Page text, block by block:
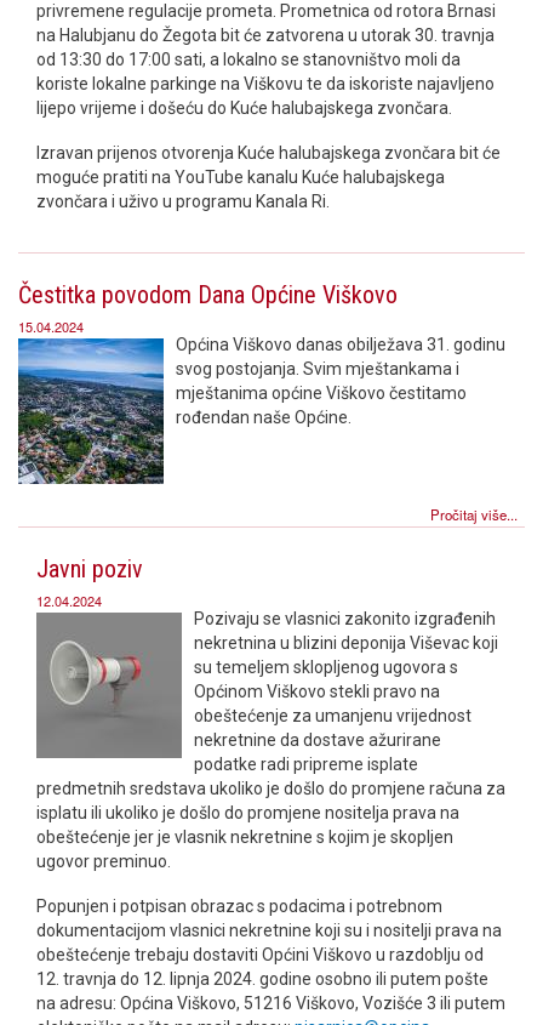
privremene regulacije prometa. Prometnica od rotora Brnasi
na Halubjanu do Žegota bit će zatvorena u utorak 30. travnja
od 13:30 do 17:00 sati, a lokalno se stanovništvo moli da
koriste lokalne parkinge na Viškovu te da iskoriste najavljeno
lijepo vrijeme i došeću do Kuće halubajskega zvončara.
Izravan prijenos otvorenja Kuće halubajskega zvončara bit će
moguće pratiti na YouTube kanalu Kuće halubajskega
zvončara i uživo u programu Kanala Ri.
Čestitka povodom Dana Općine Viškovo
15.04.2024
Općina Viškovo danas obilježava 31. godinu
svog postojanja. Svim mještankama i
mještanima općine Viškovo čestitamo
rođendan naše Općine.
Pročitaj više...
Javni poziv
12.04.2024
Pozivaju se vlasnici zakonito izgrađenih
nekretnina u blizini deponija Viševac koji
su temeljem sklopljenog ugovora s
Općinom Viškovo stekli pravo na
obeštećenje za umanjenu vrijednost
nekretnine da dostave ažurirane
podatke radi pripreme isplate
predmetnih sredstava ukoliko je došlo do promjene računa za
isplatu ili ukoliko je došlo do promjene nositelja prava na
obeštećenje jer je vlasnik nekretnine s kojim je skopljen
ugovor preminuo.
Popunjen i potpisan obrazac s podacima i potrebnom
dokumentacijom vlasnici nekretnine koji su i nositelji prava na
obeštećenje trebaju dostaviti Općini Viškovo u razdoblju od
12. travnja do 12. lipnja 2024. godine osobno ili putem pošte
na adresu: Općina Viškovo, 51216 Viškovo, Vozišće 3 ili putem